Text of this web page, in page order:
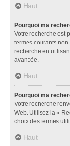
Haut
Pourquoi ma
Votre recherche est
termes courants non
recherche en
avancée.
Haut
Pourquoi ma
Votre recherche
Web. Utilisez la «
choix des termes
Haut